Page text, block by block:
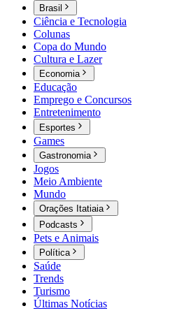
Brasil
Ciência e Tecnologia
Colunas
Copa do Mundo
Cultura e Lazer
Economia
Educação
Emprego e Concursos
Entretenimento
Esportes
Games
Gastronomia
Jogos
Meio Ambiente
Mundo
Orações Itatiaia
Podcasts
Pets e Animais
Política
Saúde
Trends
Turismo
Últimas Notícias